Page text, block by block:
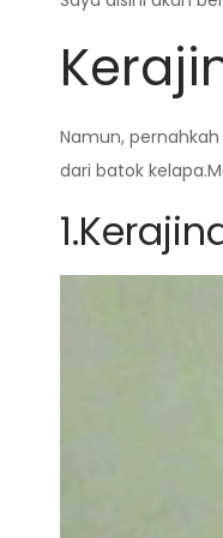
Namun,
dari batok